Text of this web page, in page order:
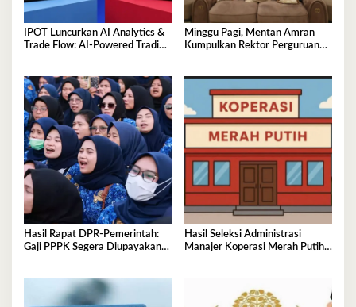
IPOT Luncurkan AI Analytics &
Trade Flow: AI-Powered Trading
Minggu Pagi, Mentan Amran
Kumpulkan Rektor Perguruan
Hasil Rapat DPR‑Pemerintah:
Gaji PPPK Segera Diupayakan
Hasil Seleksi Administrasi
Manajer Koperasi Merah Putih